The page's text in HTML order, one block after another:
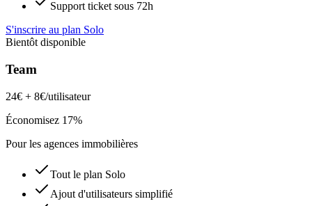
Support ticket sous 72h
S'inscrire au plan Solo
Bientôt disponible
Team
24€ + 8€/utilisateur
Économisez 17%
Pour les agences immobilières
Tout le plan Solo
Ajout d'utilisateurs simplifié